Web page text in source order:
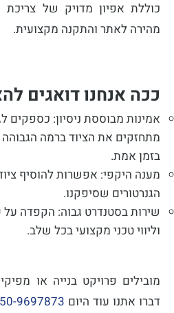
כוללת אפיון מדויק של
מהירה לאתר והתקנה מקצועית.
ככה אנחנו דואגים
אמינות מבוססת ניסיון: כספקים
מתחזקים את הציוד ברמה
בזמן אמת.
מענה היקפי: אפשרות להוסיף
הגנרטורים שסיפקנו.
שירות בסטנדרט גבוה: הקפדה על
וליווי טכני מקצועי בכל שלב.
מובילים פרויקט בנייה או
דברו אתנו עוד היום 9697873